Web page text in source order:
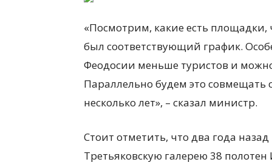
«Посмотрим, какие есть
был соответствующий график.
Феодосии меньше туристов и
Параллельно будем это совмещать
несколько лет», – сказал министр.
Стоит отметить, что два года
Третьяковскую галерею 38